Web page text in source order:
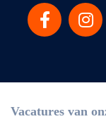
Vacatures van